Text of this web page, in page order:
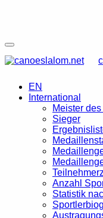
EN
International
Meister
Sieger
Anzahl
Statistik